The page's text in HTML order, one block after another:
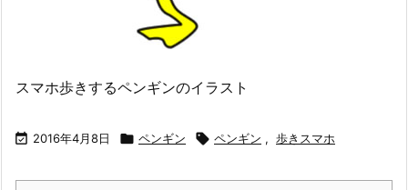
スマホ歩きするペンギンのイラスト
 2016年4月8日  ペンギン  ペンギン , 歩きスマホ